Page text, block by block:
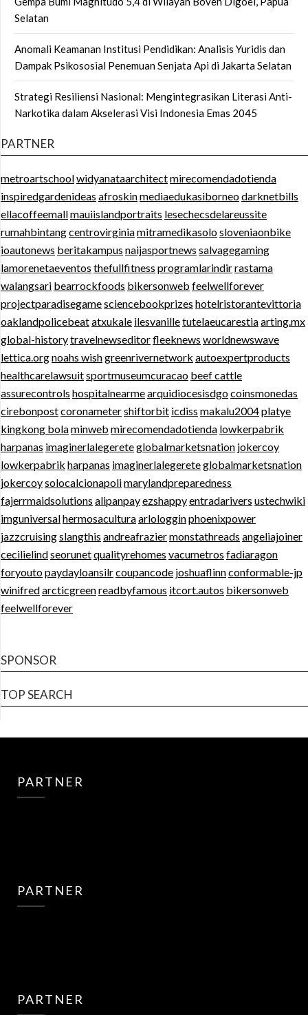
Selatan
Anomali Keamanan Institusi Pendidikan: Analisis Yuridis dan
Dampak Psikososial Penemuan Senjata Api di Jakarta Selatan
Strategi Resiliensi Nasional: Mengintegrasikan Literasi Anti-
Narkotika dalam Akselerasi Visi Indonesia Emas 2045
PARTNER
metroartschoolwidyanataarchitectmirecomendadotienda
inspiredgardenideas afroskinmediaedukasiborneodarknetbills
ellacoffeemallmauiislandportraits lesechecsdelareussite
rumahbintangcentrovirginiamitramedikasolosloveniaonbike
ioautonews beritakampus naijasportnews salvagegaming
lamorenetaeventos thefullfitness programlarindirrastama
walangsari bearrockfoods bikersonweb feelwellforever
projectparadisegamesciencebookprizes hotelristorantevittoria
oaklandpolicebeatatxukale ilesvanilletutelaeucarestiaarting.mx
global-historytravelnewseditorfleeknews worldnewswave
lettica.orgnoahs wishgreenrivernetwork autoexpertproducts
healthcarelawsuitsportmuseumcuracao beef cattle
assurecontrols hospitalnearmearquidiocesisdgocoinsmonedas
cirebonpostcoronametershiftorbit icdiss makalu2004platye
kingkong bolaminweb mirecomendadotienda lowkerpabrik
harpanas imaginerlalegereteglobalmarketsnation jokercoy
lowkerpabrik harpanas imaginerlalegereteglobalmarketsnation
jokercoysolocalcionapolimarylandpreparedness
fajerrmaidsolutions alipanpayezshappyentradarivers ustechwiki
imguniversalhermosaculturaarlologginphoenixpower
jazzcruisingslangthis andreafraziermonstathreads angeliajoiner
cecilielindseorunetqualityrehomes vacumetros fadiaragon
foryoutopaydayloansilrcoupancode joshuaflinnconformable-jp
winifredarcticgreenreadbyfamous itcort.autos bikersonweb
feelwellforever
SPONSOR
TOP SEARCH
PARTNER
PARTNER
PARTNER